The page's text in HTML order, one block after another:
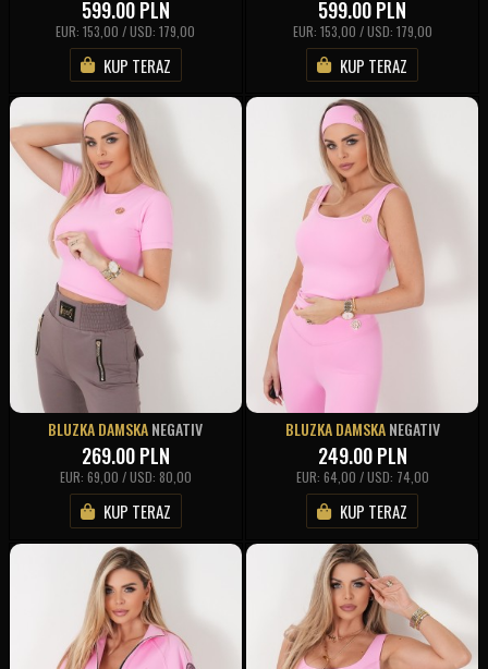
599.00PLN
EUR: 153,00 / USD: 179,00
KUP TERAZ
599.00PLN
EUR: 153,00 / USD: 179,00
KUP TERAZ
BLUZKA DAMSKANEGATIV
269.00PLN
EUR: 69,00 / USD: 80,00
KUP TERAZ
BLUZKA DAMSKANEGATIV
249.00PLN
EUR: 64,00 / USD: 74,00
KUP TERAZ